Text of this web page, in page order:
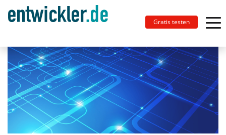
Gratis testen